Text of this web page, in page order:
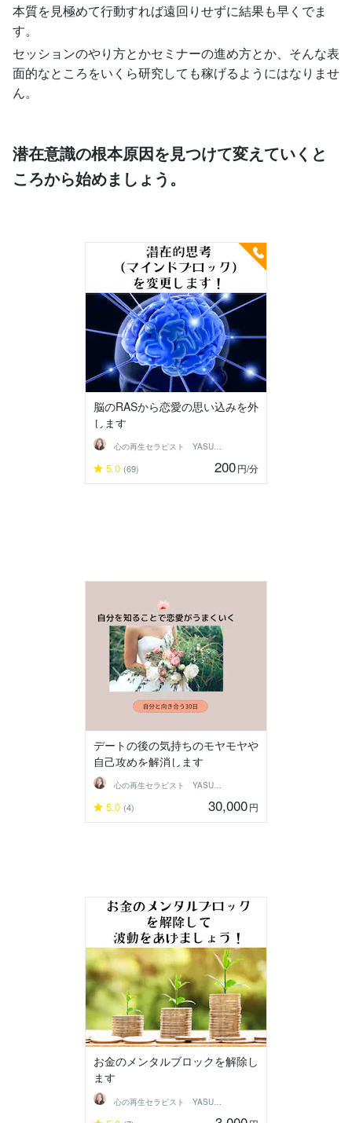
本質を見極めて行動すれば遠回りせずに結果も早くでま
す。
セッションのやり方とかセミナーの進め方とか、そんな表
面的なところをいくら研究しても稼げるようにはなりませ
ん。
潜在意識の根本原因を見つけて変えていくと
ころから始めましょう。
脳のRASから恋愛の思い込みを外
します
心の再生セラピスト YASUKO
5.0 (69) 200円/分
デートの後の気持ちのモヤモヤや
自己攻めを解消します
心の再生セラピスト YASUKO
5.0 (4) 30,000円
お金のメンタルブロックを解除し
ます